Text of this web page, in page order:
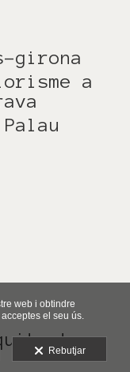
girona
a
web i obtindre
el seu ús.
Rebutjar